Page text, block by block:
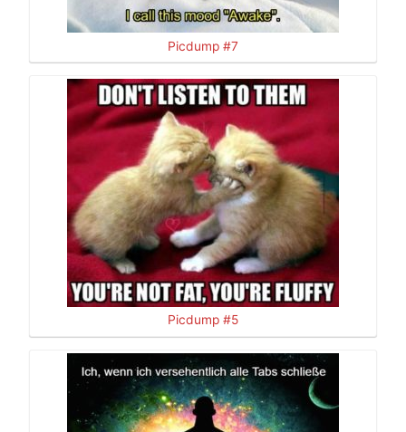
Picdump #7
Picdump #5